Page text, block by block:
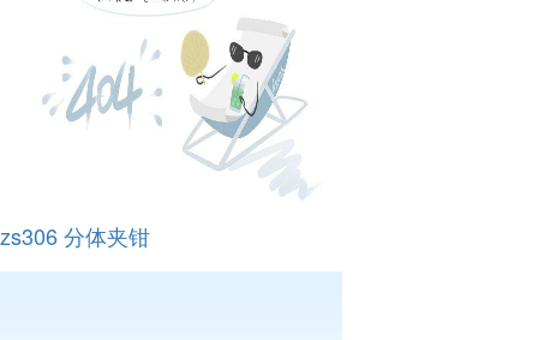
zs306 分体夹钳